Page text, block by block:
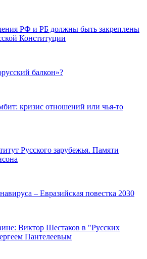
РФ и РБ должны быть закреплены
Конституции
балкон»?
кризис отношений или чья-то
Русского зарубежья. Памяти
– Евразийская повестка 2030
Виктор Шестаков в "Русских
Пантелеевым